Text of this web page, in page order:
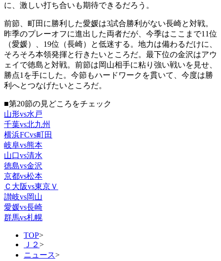
に、激しい打ち合いも期待できるだろう。
前節、町田に勝利した愛媛は3試合勝利がない長崎と対戦。
昨季のプレーオフに進出した両者だが、今季はここまで11位
（愛媛）、19位（長崎）と低迷する。地力は備わるだけに、
そろそろ本領発揮と行きたいところだ。最下位の金沢はアウ
ェイで徳島と対戦。前節は岡山相手に粘り強い戦いを見せ、
勝点1を手にした。今節もハードワークを貫いて、今度は勝
利へとつなげたいところだ。
■第20節の見どころをチェック
山形vs水戸
千葉vs北九州
横浜FCvs町田
岐阜vs熊本
山口vs清水
徳島vs金沢
京都vs松本
Ｃ大阪vs東京Ｖ
讃岐vs岡山
愛媛vs長崎
群馬vs札幌
TOP>
Ｊ２ >
ニュース>